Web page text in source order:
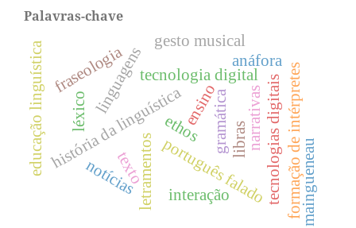
Palavras-chave
linguagens
letramentos
ensino
tecnologia digital
gramática
história da linguísticaportuguês falado
texto
educação linguística tecnologias digitaisformação de intérpretes
narrativas
interação
anáfora
gesto musical
ethos
maingueneau
fraseologia
léxico
libras
notícias